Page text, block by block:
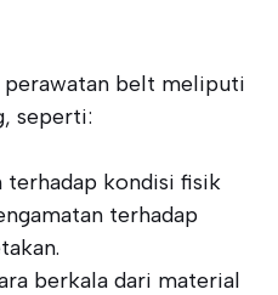
perawatan belt meliputi
seperti:
terhadap kondisi fisik
terhadap
berkala dari material